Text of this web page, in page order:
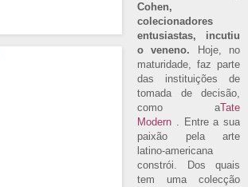
Cohen,
colecionadores
entusiastas, incutiu
o veneno. Hoje, no
maturidade, faz parte
das instituições de
tomada de decisão,
como aTate
Modern . Entre a sua
paixão pela arte
latino-americana
constrói. Dos quais
tem uma colecção